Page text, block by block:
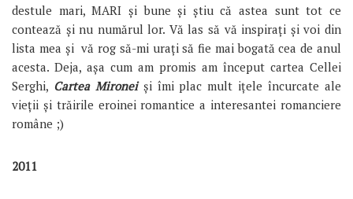
destule mari, MARI și bune și știu că astea sunt tot ce
contează și nu numărul lor. Vă las să vă inspirați și voi din
lista mea și vă rog să-mi urați să fie mai bogată cea de anul
acesta. Deja, așa cum am promis am început cartea Cellei
Serghi, Cartea Mironeiși îmi plac mult ițele încurcate ale
vieții și trăirile eroinei romantice a interesantei romanciere
române ;)
2011